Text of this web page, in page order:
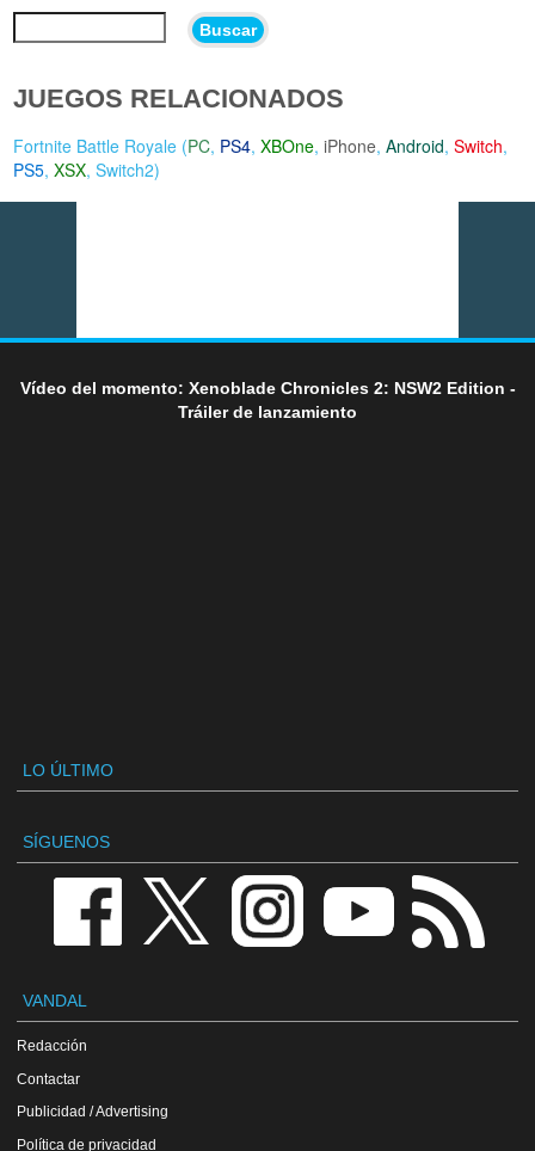
Buscar
JUEGOS RELACIONADOS
Fortnite Battle Royale (PC, PS4,XBOne,iPhone,Android,Switch,
PS5,XSX,Switch2)
Vídeo del momento: Xenoblade Chronicles 2: NSW2 Edition -
Tráiler de lanzamiento
LO ÚLTIMO
SÍGUENOS
VANDAL
Redacción
Contactar
Publicidad / Advertising
Política de privacidad